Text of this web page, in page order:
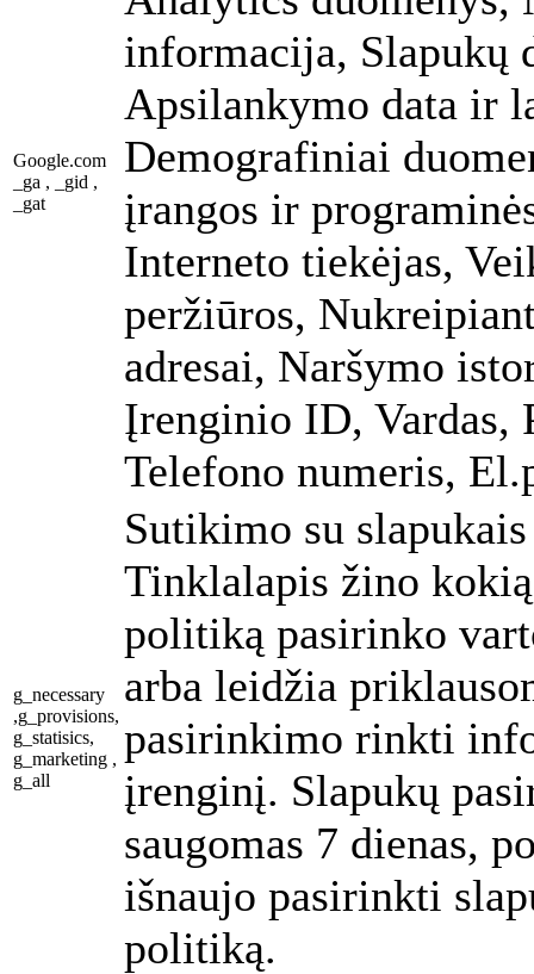
Google.com
_ga , _gid ,
_gat
informacija, Slapukų
Apsilankymo data ir
Demografiniai
įrangos ir
Interneto tiekėjas,
peržiūros,
adresai, Naršymo
Įrenginio ID, Vardas,
Telefono numeris,
g_necessary
,g_provisions,
g_statisics,
g_marketing ,
g_all
Sutikimo su
Tinklalapis žino
politiką pasirinko
arba leidžia
pasirinkimo rinkti
įrenginį. Slapukų
saugomas 7 dienas,
išnaujo pasirinkti
politiką.